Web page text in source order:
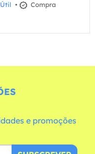
Útil •
Compra
e promoções